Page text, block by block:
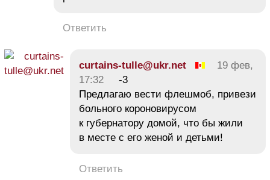
Ответить
curtains-tulle@ukr.net
19 фев,
17:32
-3
Предлагаю вести флешмоб, привези
больного короновирусом
к губернатору домой, что бы жили
в месте с его женой и детьми!
Ответить